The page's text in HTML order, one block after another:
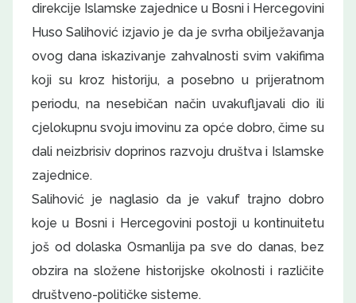
direkcije Islamske zajednice u Bosni i Hercegovini
Huso Salihović izjavio je da je svrha obilježavanja
ovog dana iskazivanje zahvalnosti svim vakifima
koji su kroz historiju, a posebno u prijeratnom
periodu, na nesebičan način uvakufljavali dio ili
cjelokupnu svoju imovinu za opće dobro, čime su
dali neizbrisiv doprinos razvoju društva i Islamske
zajednice.
Salihović je naglasio da je vakuf trajno dobro
koje u Bosni i Hercegovini postoji u kontinuitetu
još od dolaska Osmanlija pa sve do danas, bez
obzira na složene historijske okolnosti i različite
društveno-političke sisteme.